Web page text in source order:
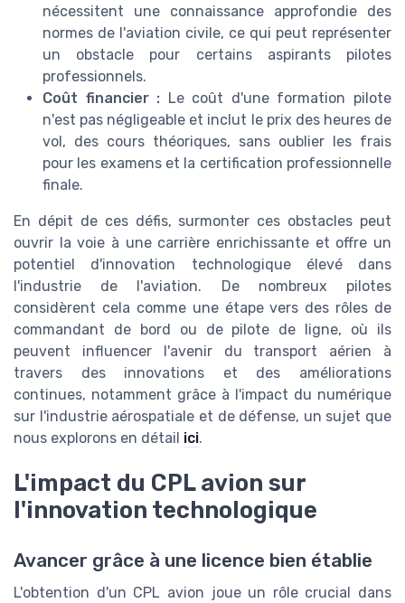
nécessitent une connaissance approfondie des
normes de l'aviation civile, ce qui peut représenter
un obstacle pour certains aspirants pilotes
professionnels.
Coût financier : Le coût d'une formation pilote
n'est pas négligeable et inclut le prix des heures de
vol, des cours théoriques, sans oublier les frais
pour les examens et la certification professionnelle
finale.
En dépit de ces défis, surmonter ces obstacles peut
ouvrir la voie à une carrière enrichissante et offre un
potentiel d'innovation technologique élevé dans
l'industrie de l'aviation. De nombreux pilotes
considèrent cela comme une étape vers des rôles de
commandant de bord ou de pilote de ligne, où ils
peuvent influencer l'avenir du transport aérien à
travers des innovations et des améliorations
continues, notamment grâce à l'impact du numérique
sur l'industrie aérospatiale et de défense, un sujet que
nous explorons en détail ici.
L'impact du CPL avion sur
l'innovation technologique
Avancer grâce à une licence bien établie
L'obtention d'un CPL avion joue un rôle crucial dans